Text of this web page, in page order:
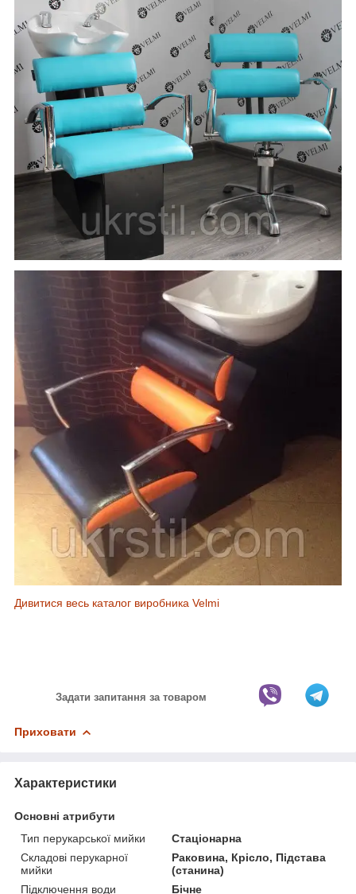
Дивитися весь каталог виробника Velmi
Задати запитання за товаром
Приховати
Характеристики
Основні атрибути
Тип перукарської мийки
Стаціонарна
Складові перукарної
мийки
Раковина, Крісло, Підстава
(станина)
Підключення води
Бічне